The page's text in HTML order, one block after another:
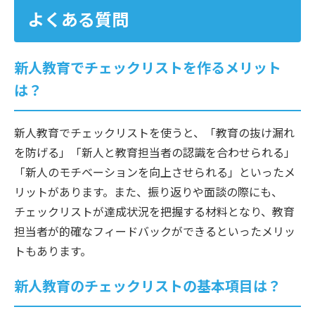
よくある質問
新人教育でチェックリストを作るメリット
は？
新人教育でチェックリストを使うと、「教育の抜け漏れ
を防げる」「新人と教育担当者の認識を合わせられる」
「新人のモチベーションを向上させられる」といったメ
リットがあります。また、振り返りや面談の際にも、
チェックリストが達成状況を把握する材料となり、教育
担当者が的確なフィードバックができるといったメリッ
トもあります。
新人教育のチェックリストの基本項目は？